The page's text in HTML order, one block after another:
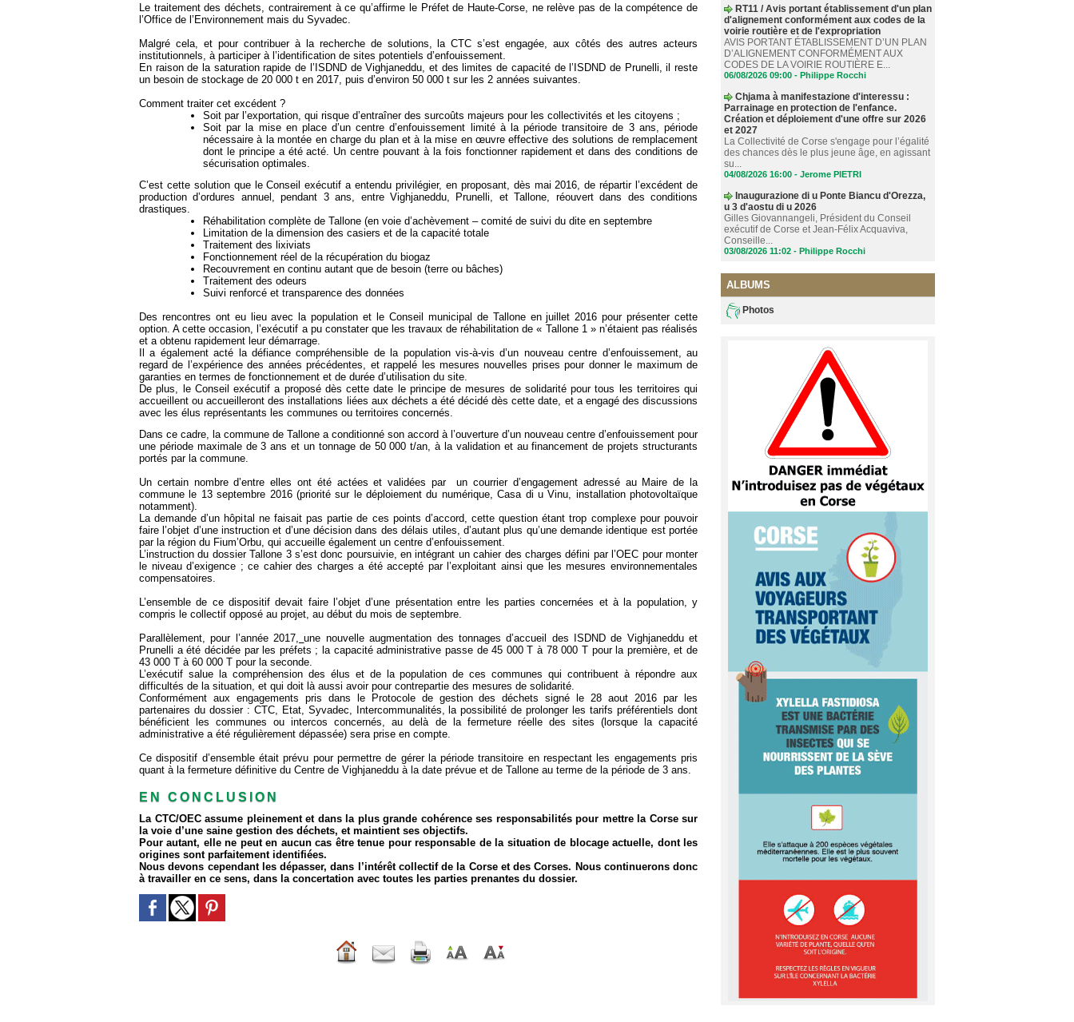
Le traitement des déchets, contrairement à ce qu’affirme le Préfet de Haute-Corse, ne relève pas de la compétence de
l’Office de l’Environnement mais du Syvadec.
Malgré cela, et pour contribuer à la recherche de solutions, la CTC s’est engagée, aux côtés des autres acteurs
institutionnels, à participer à l’identification de sites potentiels d’enfouissement.
En raison de la saturation rapide de l’ISDND de Vighjaneddu, et des limites de capacité de l’ISDND de Prunelli, il reste
un besoin de stockage de 20 000 t en 2017, puis d’environ 50 000 t sur les 2 années suivantes.
Comment traiter cet excédent ?
Soit par l’exportation, qui risque d’entraîner des surcoûts majeurs pour les collectivités et les citoyens ;
Soit par la mise en place d’un centre d’enfouissement limité à la période transitoire de 3 ans, période
nécessaire à la montée en charge du plan et à la mise en œuvre effective des solutions de remplacement
dont le principe a été acté. Un centre pouvant à la fois fonctionner rapidement et dans des conditions de
sécurisation optimales.
C’est cette solution que le Conseil exécutif a entendu privilégier, en proposant, dès mai 2016, de répartir l’excédent de
production d’ordures annuel, pendant 3 ans, entre Vighjaneddu, Prunelli, et Tallone, réouvert dans des conditions
drastiques.
Réhabilitation complète de Tallone (en voie d’achèvement – comité de suivi du dite en septembre
Limitation de la dimension des casiers et de la capacité totale
Traitement des lixiviats
Fonctionnement réel de la récupération du biogaz
Recouvrement en continu autant que de besoin (terre ou bâches)
Traitement des odeurs
Suivi renforcé et transparence des données
Des rencontres ont eu lieu avec la population et le Conseil municipal de Tallone en juillet 2016 pour présenter cette
option. A cette occasion, l’exécutif a pu constater que les travaux de réhabilitation de « Tallone 1 » n’étaient pas réalisés
et a obtenu rapidement leur démarrage.
Il a également acté la défiance compréhensible de la population vis-à-vis d’un nouveau centre d’enfouissement, au
regard de l’expérience des années précédentes, et rappelé les mesures nouvelles prises pour donner le maximum de
garanties en termes de fonctionnement et de durée d’utilisation du site.
De plus, le Conseil exécutif a proposé dès cette date le principe de mesures de solidarité pour tous les territoires qui
accueillent ou accueilleront des installations liées aux déchets a été décidé dès cette date, et a engagé des discussions
avec les élus représentants les communes ou territoires concernés.
Dans ce cadre, la commune de Tallone a conditionné son accord à l’ouverture d’un nouveau centre d’enfouissement pour
une période maximale de 3 ans et un tonnage de 50 000 t/an, à la validation et au financement de projets structurants
portés par la commune.
Un certain nombre d’entre elles ont été actées et validées par un courrier d’engagement adressé au Maire de la
commune le 13 septembre 2016 (priorité sur le déploiement du numérique, Casa di u Vinu, installation photovoltaïque
notamment).
La demande d’un hôpital ne faisait pas partie de ces points d’accord, cette question étant trop complexe pour pouvoir
faire l’objet d’une instruction et d’une décision dans des délais utiles, d’autant plus qu’une demande identique est portée
par la région du Fium’Orbu, qui accueille également un centre d’enfouissement.
L’instruction du dossier Tallone 3 s’est donc poursuivie, en intégrant un cahier des charges défini par l’OEC pour monter
le niveau d’exigence ; ce cahier des charges a été accepté par l’exploitant ainsi que les mesures environnementales
compensatoires.
L’ensemble de ce dispositif devait faire l’objet d’une présentation entre les parties concernées et à la population, y
compris le collectif opposé au projet, au début du mois de septembre.
Parallèlement, pour l’année 2017 ,une nouvelle augmentation des tonnages d’accueil des ISDND de Vighjaneddu et
Prunelli a été décidée par les préfets ; la capacité administrative passe de 45 000 T à 78 000 T pour la première, et de
43 000 T à 60 000 T pour la seconde.
L’exécutif salue la compréhension des élus et de la population de ces communes qui contribuent à répondre aux
difficultés de la situation, et qui doit là aussi avoir pour contrepartie des mesures de solidarité.
Conformément aux engagements pris dans le Protocole de gestion des déchets signé le 28 aout 2016 par les
partenaires du dossier : CTC, Etat, Syvadec, Intercommunalités, la possibilité de prolonger les tarifs préférentiels dont
bénéficient les communes ou intercos concernés, au delà de la fermeture réelle des sites (lorsque la capacité
administrative a été régulièrement dépassée) sera prise en compte.
Ce dispositif d’ensemble était prévu pour permettre de gérer la période transitoire en respectant les engagements pris
quant à la fermeture définitive du Centre de Vighjaneddu à la date prévue et de Tallone au terme de la période de 3 ans.
EN CONCLUSION
La CTC/OEC assume pleinement et dans la plus grande cohérence ses responsabilités pour mettre la Corse sur
la voie d’une saine gestion des déchets, et maintient ses objectifs.
Pour autant, elle ne peut en aucun cas être tenue pour responsable de la situation de blocage actuelle, dont les
origines sont parfaitement identifiées.
Nous devons cependant les dépasser, dans l’intérêt collectif de la Corse et des Corses. Nous continuerons donc
à travailler en ce sens, dans la concertation avec toutes les parties prenantes du dossier.
RT11 / Avis portant établissement d'un plan
d'alignement conformément aux codes de la
voirie routière et de l'expropriation
AVIS PORTANT ÉTABLISSEMENT D’UN PLAN
D’ALIGNEMENT CONFORMÉMENT AUX
CODES DE LA VOIRIE ROUTIÈRE E...
06/08/2026 09:00 - Philippe Rocchi
Chjama à manifestazione d'interessu :
Parrainage en protection de l'enfance.
Création et déploiement d'une offre sur 2026
et 2027
La Collectivité de Corse s'engage pour l’égalité
des chances dès le plus jeune âge, en agissant
su...
04/08/2026 16:00 - Jerome PIETRI
Inaugurazione di u Ponte Biancu d'Orezza,
u 3 d'aostu di u 2026
Gilles Giovannangeli, Président du Conseil
exécutif de Corse et Jean-Félix Acquaviva,
Conseille...
03/08/2026 11:02 - Philippe Rocchi
ALBUMS
Photos